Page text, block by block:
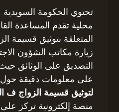
تحتوي الحكومة
محلية تقدم المساعدة
المتعلقة بتوثيق قسيمة
زيارة مكاتب الشؤون
التصديق على الوثائق
على معلومات دقيقة حول
لتوثيق قسيمة الزواج ف
منصة إلكترونية تركز